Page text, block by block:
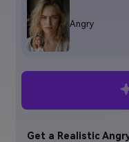
Angry
Get a Realistic